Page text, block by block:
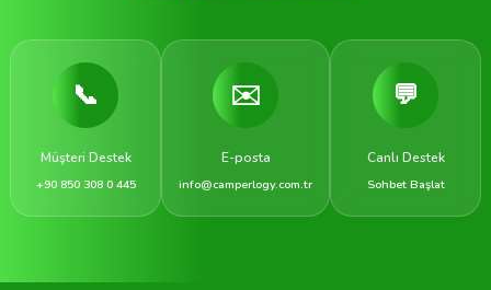
📞
Müşteri Destek
+90 850 308 0 445
✉️
E-posta
info@camperlogy.com.tr
💬
Canlı Destek
Sohbet Başlat